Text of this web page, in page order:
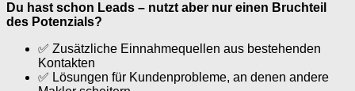
Du hast schon Leads – nutzt aber nur einen Bruchteil
des Potenzials?
✅ Zusätzliche Einnahmequellen aus bestehenden
Kontakten
✅ Lösungen für Kundenprobleme, an denen andere